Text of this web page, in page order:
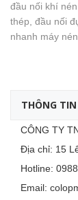
đầu nối khí
thép, đầu nối
nhanh máy
THÔNG
CÔNG TY
Địa chỉ: 15
Hotline:
Email: